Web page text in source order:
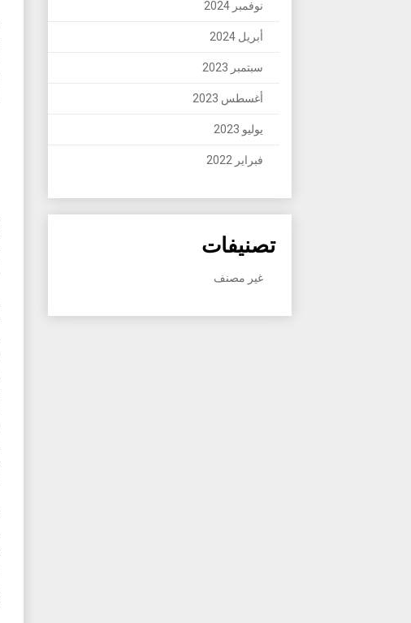
نوفمبر 2024
أبريل 2024
سبتمبر 2023
أغسطس 2023
يوليو 2023
فبراير 2022
تصنيفات
غير مصنف